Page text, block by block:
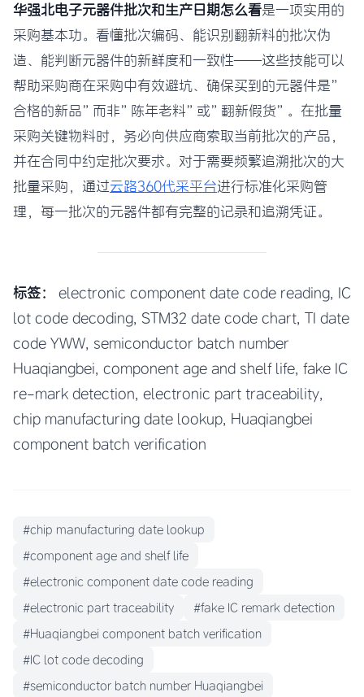
华强北电子元器件批次和生产日期怎么看是一项实用的
采购基本功。看懂批次编码、能识别翻新料的批次伪
造、能判断元器件的新鲜度和一致性——这些技能可以
帮助采购商在采购中有效避坑、确保买到的元器件是”
合格的新品”而非”陈年老料”或”翻新假货”。在批量
采购关键物料时，务必向供应商索取当前批次的产品，
并在合同中约定批次要求。对于需要频繁追溯批次的大
批量采购，通过云路360代采平台进行标准化采购管
理，每一批次的元器件都有完整的记录和追溯凭证。
标签：
electronic component date code reading, IC
lot code decoding, STM32 date code chart, TI date
code YWW, semiconductor batch number
Huaqiangbei, component age and shelf life, fake IC
re-mark detection, electronic part traceability,
chip manufacturing date lookup, Huaqiangbei
component batch verification
#chip manufacturing date lookup
#component age and shelf life
#electronic component date code reading
#electronic part traceability
#fake IC remark detection
#Huaqiangbei component batch verification
#IC lot code decoding
#semiconductor batch number Huaqiangbei